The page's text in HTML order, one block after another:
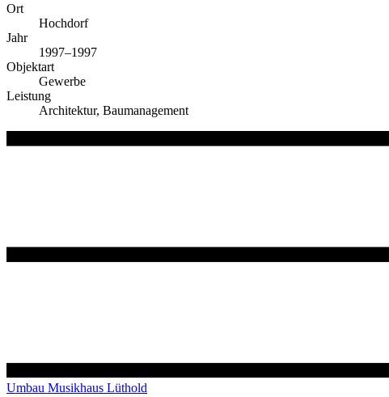
Ort
Hochdorf
Jahr
1997–1997
Objektart
Gewerbe
Leistung
Architektur, Baumanagement
Umbau Musikhaus Lüthold